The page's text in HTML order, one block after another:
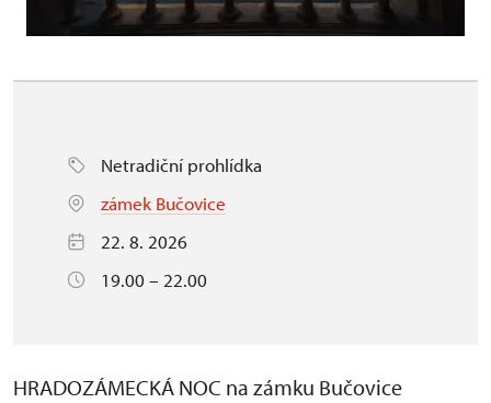
Netradiční prohlídka
zámek Bučovice
22. 8. 2026
19.00 – 22.00
HRADOZÁMECKÁ NOC na zámku Bučovice